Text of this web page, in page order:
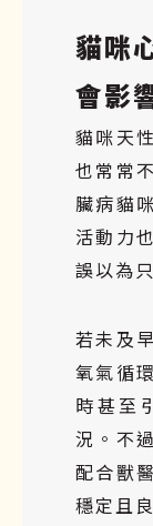
貓咪
會影
貓咪天
也常常
臟病貓
活動力
誤以為
若未及
氧氣循
時甚至
況。不
配合獸
穩定且